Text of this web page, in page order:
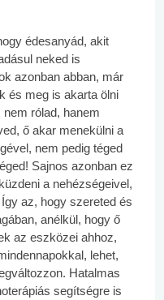
édesanyád, akit
neked is
azonban abban, már
és meg is akarta ölni
rólad, hanem
ő akar menekülni a
nem pedig téged
Sajnos azonban ez
a nehézségeivel,
az, hogy szereted és
anélkül, hogy ő
az eszközei ahhoz,
lehet,
Hatalmas
segítségre is